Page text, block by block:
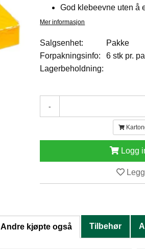
God klebeevne uten å
Mer informasjon
Salgsenhet:
Pakke
Forpakningsinfo:
6 stk pr.
Lagerbeholdning:
-
Logg
Andre kjøpte også Tilbehør